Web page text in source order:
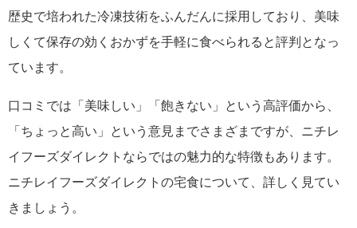
歴史で培われた冷凍技術をふんだんに採用しており、美味
しくて保存の効くおかずを手軽に食べられると評判となっ
ています。
口コミでは「美味しい」「飽きない」という高評価から、
「ちょっと高い」という意見までさまざまですが、ニチレ
イフーズダイレクトならではの魅力的な特徴もあります。
ニチレイフーズダイレクトの宅食について、詳しく見てい
きましょう。